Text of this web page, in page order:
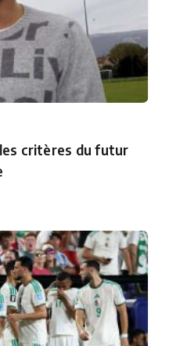
critères du futur